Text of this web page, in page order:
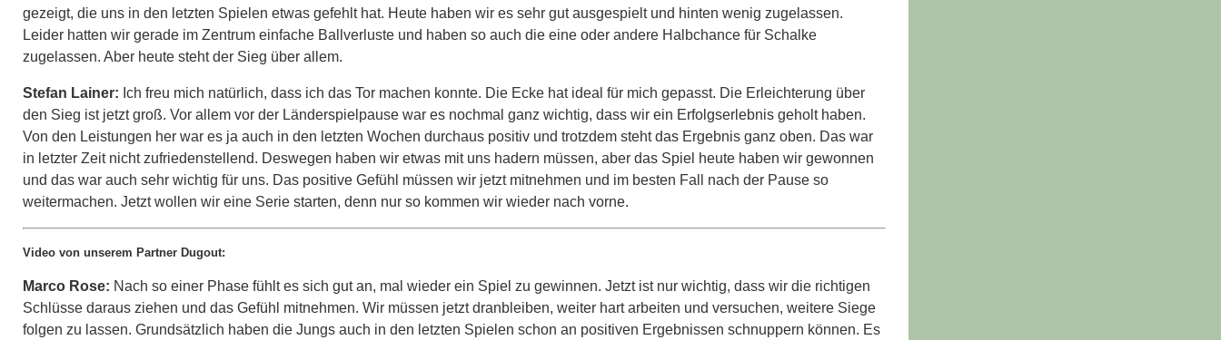
gezeigt, die uns in den letzten Spielen etwas gefehlt hat. Heute haben wir es sehr gut ausgespielt und hinten wenig zugelassen.
Leider hatten wir gerade im Zentrum einfache Ballverluste und haben so auch die eine oder andere Halbchance für Schalke
zugelassen. Aber heute steht der Sieg über allem.
Stefan Lainer: Ich freu mich natürlich, dass ich das Tor machen konnte. Die Ecke hat ideal für mich gepasst. Die Erleichterung über
den Sieg ist jetzt groß. Vor allem vor der Länderspielpause war es nochmal ganz wichtig, dass wir ein Erfolgserlebnis geholt haben.
Von den Leistungen her war es ja auch in den letzten Wochen durchaus positiv und trotzdem steht das Ergebnis ganz oben. Das war
in letzter Zeit nicht zufriedenstellend. Deswegen haben wir etwas mit uns hadern müssen, aber das Spiel heute haben wir gewonnen
und das war auch sehr wichtig für uns. Das positive Gefühl müssen wir jetzt mitnehmen und im besten Fall nach der Pause so
weitermachen. Jetzt wollen wir eine Serie starten, denn nur so kommen wir wieder nach vorne.
Video von unserem Partner Dugout:
Marco Rose: Nach so einer Phase fühlt es sich gut an, mal wieder ein Spiel zu gewinnen. Jetzt ist nur wichtig, dass wir die richtigen
Schlüsse daraus ziehen und das Gefühl mitnehmen. Wir müssen jetzt dranbleiben, weiter hart arbeiten und versuchen, weitere Siege
folgen zu lassen. Grundsätzlich haben die Jungs auch in den letzten Spielen schon an positiven Ergebnissen schnuppern können. Es